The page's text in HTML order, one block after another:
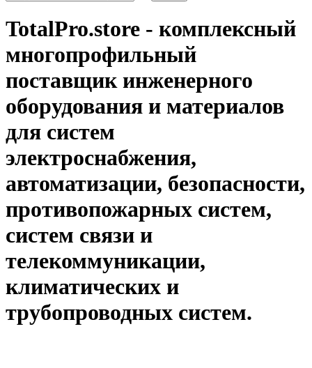
TotalPro.store - комплексный
многопрофильный
поставщик инженерного
оборудования и материалов
для систем
электроснабжения,
автоматизации, безопасности,
противопожарных систем,
систем связи и
телекоммуникации,
климатических и
трубопроводных систем.